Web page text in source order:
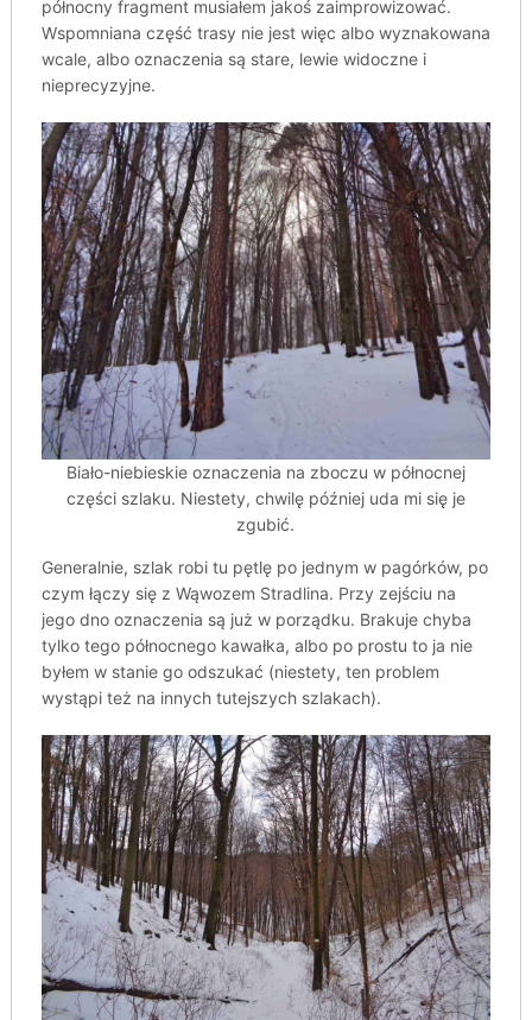
północny fragment musiałem jakoś zaimprowizować.
Wspomniana część trasy nie jest więc albo wyznakowana
wcale, albo oznaczenia są stare, lewie widoczne i
nieprecyzyjne.
Biało-niebieskie oznaczenia na zboczu w północnej
części szlaku. Niestety, chwilę później uda mi się je
zgubić.
Generalnie, szlak robi tu pętlę po jednym w pagórków, po
czym łączy się z Wąwozem Stradlina. Przy zejściu na
jego dno oznaczenia są już w porządku. Brakuje chyba
tylko tego północnego kawałka, albo po prostu to ja nie
byłem w stanie go odszukać (niestety, ten problem
wystąpi też na innych tutejszych szlakach).